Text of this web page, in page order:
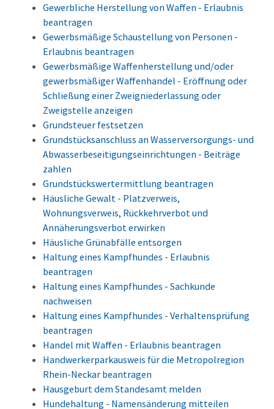
Gewerbliche Herstellung von Waffen - Erlaubnis
beantragen
Gewerbsmäßige Schaustellung von Personen -
Erlaubnis beantragen
Gewerbsmäßige Waffenherstellung und/oder
gewerbsmäßiger Waffenhandel - Eröffnung oder
Schließung einer Zweigniederlassung oder
Zweigstelle anzeigen
Grundsteuer festsetzen
Grundstücksanschluss an Wasserversorgungs- und
Abwasserbeseitigungseinrichtungen - Beiträge
zahlen
Grundstückswertermittlung beantragen
Häusliche Gewalt - Platzverweis,
Wohnungsverweis, Rückkehrverbot und
Annäherungsverbot erwirken
Häusliche Grünabfälle entsorgen
Haltung eines Kampfhundes - Erlaubnis
beantragen
Haltung eines Kampfhundes - Sachkunde
nachweisen
Haltung eines Kampfhundes - Verhaltensprüfung
beantragen
Handel mit Waffen - Erlaubnis beantragen
Handwerkerparkausweis für die Metropolregion
Rhein-Neckar beantragen
Hausgeburt dem Standesamt melden
Hundehaltung - Namensänderung mitteilen